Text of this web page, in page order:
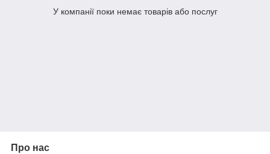
У компанії поки немає товарів або послуг
Про нас